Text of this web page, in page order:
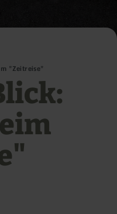
"Zeitreise"